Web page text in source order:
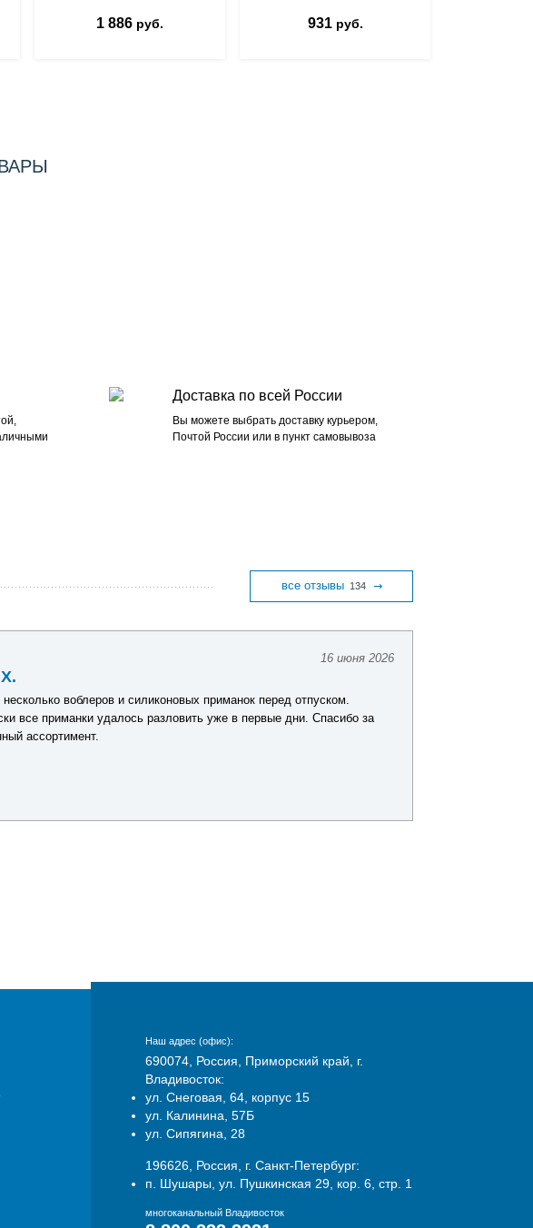
1 886 руб. 931руб.
Доставка по всей России
Вы можете выбрать доставку курьером,
Почтой России или в пункт самовывоза
16 июня 2026
воблеров и силиконовых приманок перед отпуском.
все приманки удалось разловить уже в первые дни. Спасибо за
ассортимент.
все отзывы 134
Наш адрес (офис):
690074, Россия, Приморский край, г.
Владивосток:
ул. Снеговая, 64, корпус 15
ул. Калинина, 57Б
ул. Сипягина, 28
196626, Россия, г. Санкт-Петербург:
п. Шушары, ул. Пушкинская 29, кор. 6, стр. 1
многоканальный Владивосток